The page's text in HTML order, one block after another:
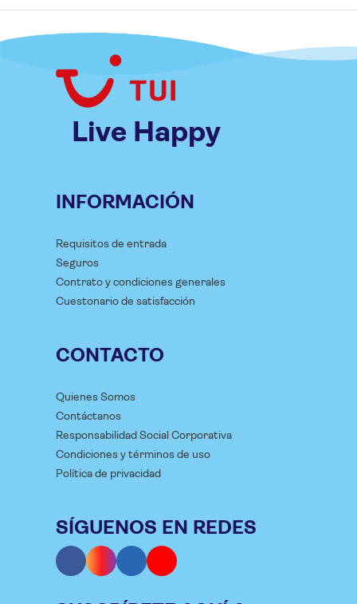
Live Happy
INFORMACIÓN
Requisitos de entrada
Seguros
Contrato y condiciones generales
Cuestonario de satisfacción
CONTACTO
Quienes Somos
Contáctanos
Responsabilidad Social Corporativa
Condiciones y términos de uso
Política de privacidad
SÍGUENOS EN REDES